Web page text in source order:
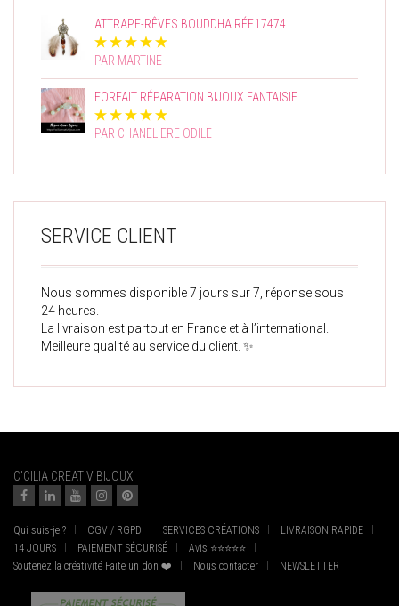
ATTRAPE-RÊVES BOUDDHA RÉF.17474
PAR MARTINE
FORFAIT RÉPARATION BIJOUX FANTAISIE
PAR CHANELIERE ODILE
SERVICE CLIENT
Nous sommes disponible 7 jours sur 7, réponse sous
24 heures.
La livraison est partout en France et à l’international.
Meilleure qualité au service du client. ✨
C'CILIA CREATIV BIJOUX
Qui suis-je ? CGV / RGPD SERVICES CRÉATIONS
LIVRAISON RAPIDE
14 JOURS
PAIEMENT SÉCURISÉ
Avis ⭐⭐⭐⭐⭐
Soutenez la créativité Faite un don ❤️
Nous contacter NEWSLETTER